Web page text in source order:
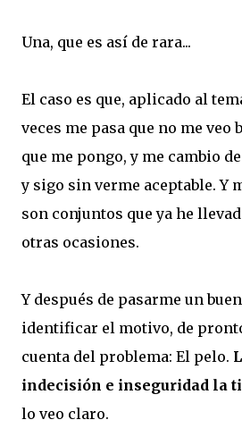
Una, que es así de rara...
El caso es que, aplicado al
veces me pasa que no me veo
que me pongo, y me cambio
y sigo sin verme aceptable. Y
son conjuntos que ya he
otras ocasiones.
Y después de pasarme un
identificar el motivo, de
cuenta del problema: El pelo.
indecisión e inseguridad la
lo veo claro.